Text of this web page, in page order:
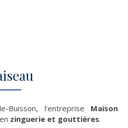
Buisson, l'entreprise Maison
zinguerie et gouttières.